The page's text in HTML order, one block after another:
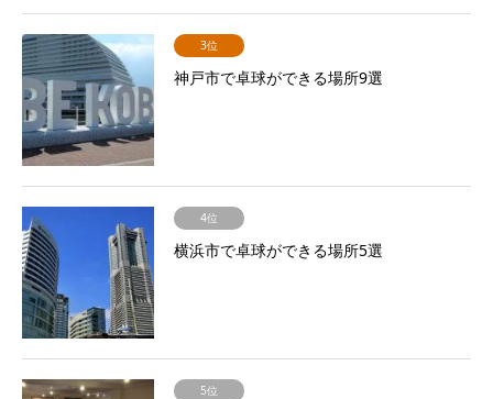
3位
神戸市で卓球ができる場所9選
4位
横浜市で卓球ができる場所5選
5位